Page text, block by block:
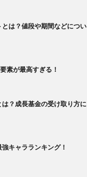
は？値段や期間などについ
素が最高すぎる！
？成長基金の受け取り方に
キャラランキング！